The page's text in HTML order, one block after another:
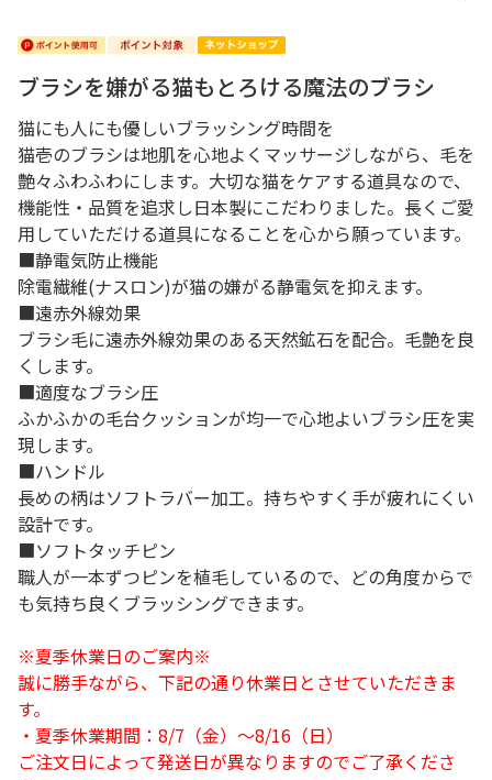
ブラシを嫌がる猫もとろける魔法のブラシ
猫にも人にも優しいブラッシング時間を
猫壱のブラシは地肌を心地よくマッサージしながら、毛を
艶々ふわふわにします。大切な猫をケアする道具なので、
機能性・品質を追求し日本製にこだわりました。長くご愛
用していただける道具になることを心から願っています。
■静電気防止機能
除電繊維(ナスロン)が猫の嫌がる静電気を抑えます。
■遠赤外線効果
ブラシ毛に遠赤外線効果のある天然鉱石を配合。毛艶を良
くします。
■適度なブラシ圧
ふかふかの毛台クッションが均一で心地よいブラシ圧を実
現します。
■ハンドル
長めの柄はソフトラバー加工。持ちやすく手が疲れにくい
設計です。
■ソフトタッチピン
職人が一本ずつピンを植毛しているので、どの角度からで
も気持ち良くブラッシングできます。
※夏季休業日のご案内※
誠に勝手ながら、下記の通り休業日とさせていただきま
す。
・夏季休業期間：8/7（金）～8/16（日）
ご注文日によって発送日が異なりますのでご了承くださ